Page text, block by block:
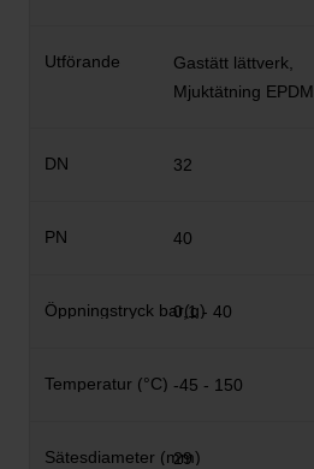
Gastätt lättverk,
Mjuktätning EPDM
32
40
0,1 - 40
-45 - 150
29